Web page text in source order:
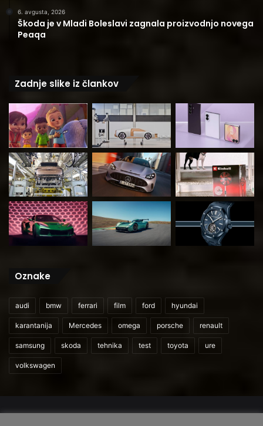
6. avgusta, 2026
Škoda je v Mladi Boleslavi zagnala proizvodnjo novega
Peaqa
Zadnje slike iz člankov
Oznake
audi bmw ferrari film ford hyundai
karantanija Mercedes omega porsche renault
samsung skoda tehnika test toyota ure
volkswagen